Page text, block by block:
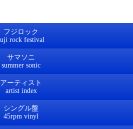
フジロック
サマソニ
アーティスト
シングル盤